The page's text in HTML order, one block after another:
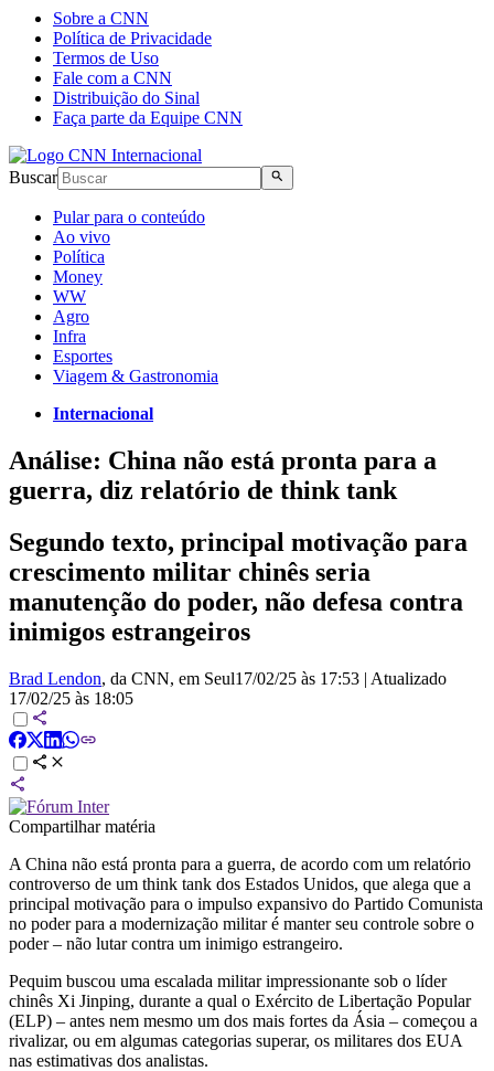
Sobre a CNN
Política de Privacidade
Termos de Uso
Fale com a CNN
Distribuição do Sinal
Faça parte da Equipe CNN
Buscar
Pular para o conteúdo
Ao vivo
Política
Money
WW
Agro
Infra
Esportes
Viagem & Gastronomia
Internacional
Análise: China não está pronta para a
guerra, diz relatório de think tank
Segundo texto, principal motivação para
crescimento militar chinês seria
manutenção do poder, não defesa contra
inimigos estrangeiros
Brad Lendon, da CNN, em Seul17/02/25 às 17:53 | Atualizado
17/02/25 às 18:05
Compartilhar matéria
A China não está pronta para a guerra, de acordo com um relatório
controverso de um think tank dos Estados Unidos, que alega que a
principal motivação para o impulso expansivo do Partido Comunista
no poder para a modernização militar é manter seu controle sobre o
poder – não lutar contra um inimigo estrangeiro.
Pequim buscou uma escalada militar impressionante sob o líder
chinês Xi Jinping, durante a qual o Exército de Libertação Popular
(ELP) – antes nem mesmo um dos mais fortes da Ásia – começou a
rivalizar, ou em algumas categorias superar, os militares dos EUA
nas estimativas dos analistas.